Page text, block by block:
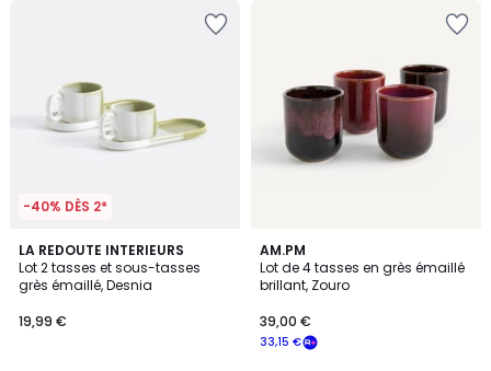
-40% DÈS 2*
LA REDOUTE INTERIEURS
Lot 2 tasses et sous-tasses
grès émaillé, Desnia
19,99 €
5
/
5
AM.PM
Lot de 4 tasses en grès émaillé
brillant, Zouro
33,15 €
39,00 €
5
/
5